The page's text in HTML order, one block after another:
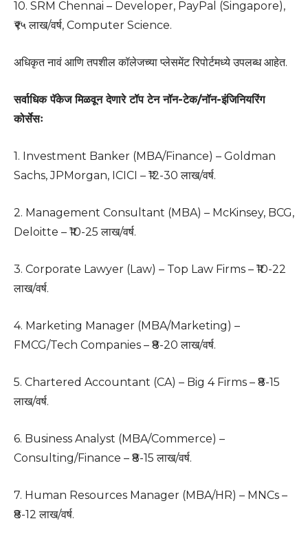
10. SRM Chennai – Developer, PayPal (Singapore),
₹९५ लाख/वर्ष, Computer Science.
अधिकृत नावं आणि तपशील कॉलेजच्या प्लेसमेंट रिपोर्टमध्ये उपलब्ध आहेत.
सर्वाधिक पॅकेज मिळवून देणारे टॉप टेन नॉन-टेक/नॉन-इंजिनियरिंग
कोर्सेसः
1. Investment Banker (MBA/Finance) – Goldman
Sachs, JPMorgan, ICICI – ₹12-30 लाख/वर्ष.
2. Management Consultant (MBA) – McKinsey, BCG,
Deloitte – ₹10-25 लाख/वर्ष.
3. Corporate Lawyer (Law) – Top Law Firms – ₹10-22
लाख/वर्ष.
4. Marketing Manager (MBA/Marketing) –
FMCG/Tech Companies – ₹8-20 लाख/वर्ष.
5. Chartered Accountant (CA) – Big 4 Firms – ₹8-15
लाख/वर्ष.
6. Business Analyst (MBA/Commerce) –
Consulting/Finance – ₹8-15 लाख/वर्ष.
7. Human Resources Manager (MBA/HR) – MNCs –
₹8-12 लाख/वर्ष.